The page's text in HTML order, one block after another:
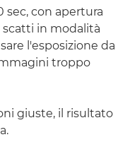
sec, con apertura
scatti in modalità
l'esposizione da
troppo
giuste, il risultato